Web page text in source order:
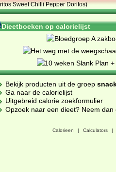
Sweet Chilli Pepper Doritos)
Dieetboeken op calorielijst
Bekijk producten uit de groep
Ga naar de calorielijst
Uitgebreid calorie zoekformulier
Opzoek naar een dieet? Neem
Calorieen | Calculators |